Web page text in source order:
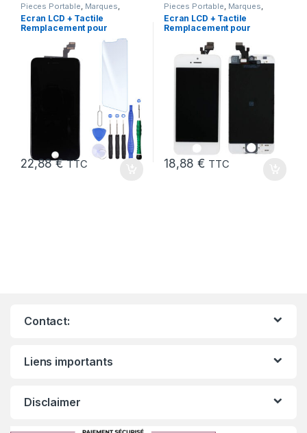
Pieces Portable Marques
Apple iPhone 6 Plus
Ecran LCD + Tactile
Remplacement pour
iPhone 6 Plus Noir + Kit
22,88€ TTC
Pieces Portable Marques
Apple iPhone 5
Ecran LCD + Tactile
Remplacement pour
18,88€ TTC
Contact:
Liens importants
Disclaimer